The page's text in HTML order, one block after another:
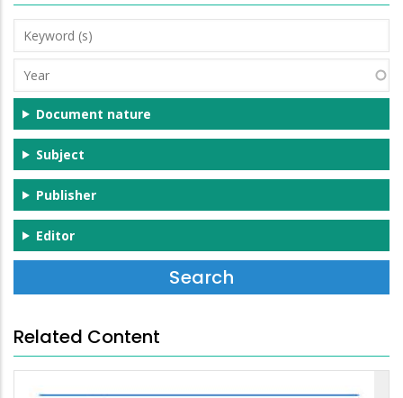
Keyword
(s)
Year
Document nature
Subject
Publisher
Editor
Related Content